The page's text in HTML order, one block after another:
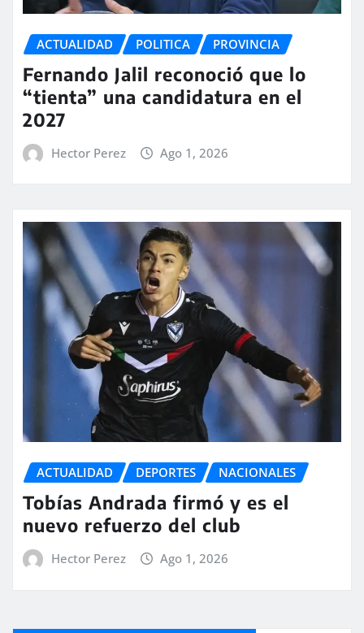
ACTUALIDAD POLITICA PROVINCIA
Fernando Jalil reconoció que lo
“tienta” una candidatura en el
2027
Hector Perez Ago 1, 2026
ACTUALIDAD DEPORTES NACIONALES
Tobías Andrada firmó y es el
nuevo refuerzo del club
Hector Perez Ago 1, 2026